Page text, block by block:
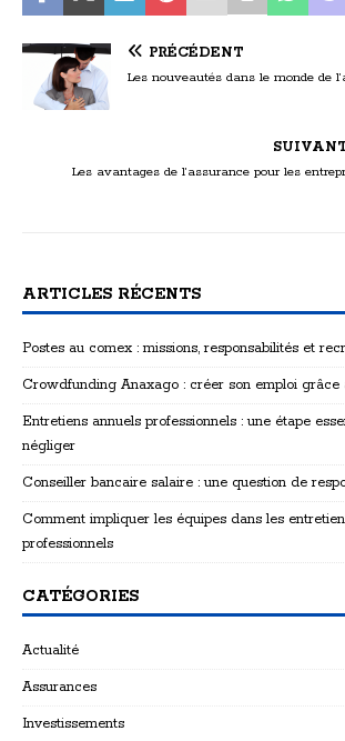
PRÉCÉDENT
Les nouveautés dans le monde de
Les avantages de l’assurance pour les
ARTICLES RÉCENTS
Postes au comex : missions, responsabilités et
Crowdfunding Anaxago : créer son emploi grâce
Entretiens annuels professionnels : une étape
négliger
Conseiller bancaire salaire : une question de
Comment impliquer les équipes dans les
professionnels
CATÉGORIES
Actualité
Assurances
Investissements